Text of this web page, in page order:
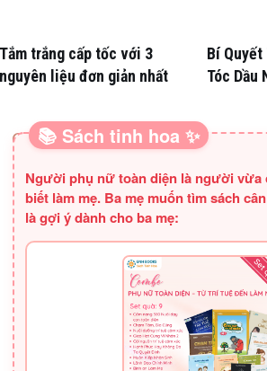
Tắm trắng cấp tốc với 3
nguyên liệu đơn giản nhất
Bí Quyết
Tóc Dầu
SÁCH HAY CHO BA MẸ
📚 Sách tinh hoa ✨
Người phụ nữ toàn diện là người vừa
biết làm mẹ. Ba mẹ muốn tìm sách
là gợi ý dành cho ba mẹ: